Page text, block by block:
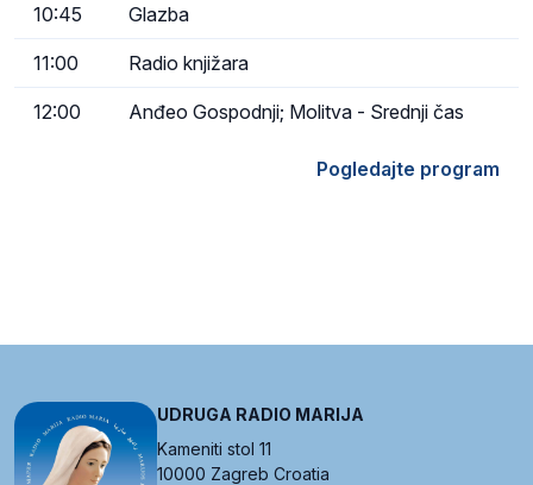
10:45 Glazba
11:00 Radio knjižara
12:00 Anđeo Gospodnji; Molitva - Srednji čas
Pogledajte program
UDRUGA RADIO MARIJA
Kameniti stol 11
10000 Zagreb Croatia